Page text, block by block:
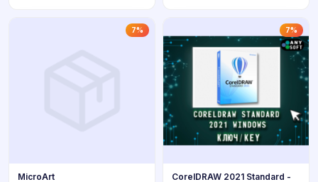
7%
MicroArt
7%
CorelDRAW 2021 Standard -